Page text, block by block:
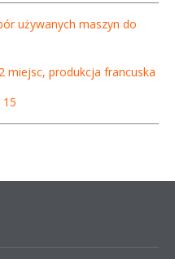
używanych maszyn do
miejsc, produkcja francuska